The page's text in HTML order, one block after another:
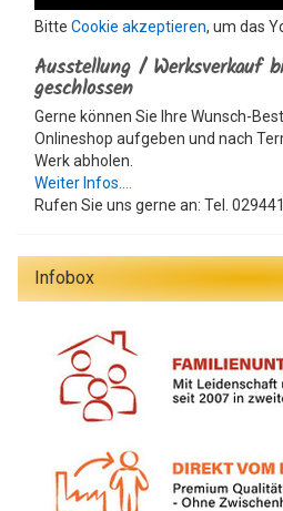
Bitte Cookie akzeptieren, um das
Ausstellung / Werksverkauf
geschlossen
Gerne können Sie Ihre Wunsch-
Onlineshop aufgeben und nach
Werk abholen.
Weiter Infos....
Rufen Sie uns gerne an: Tel.
Infobox